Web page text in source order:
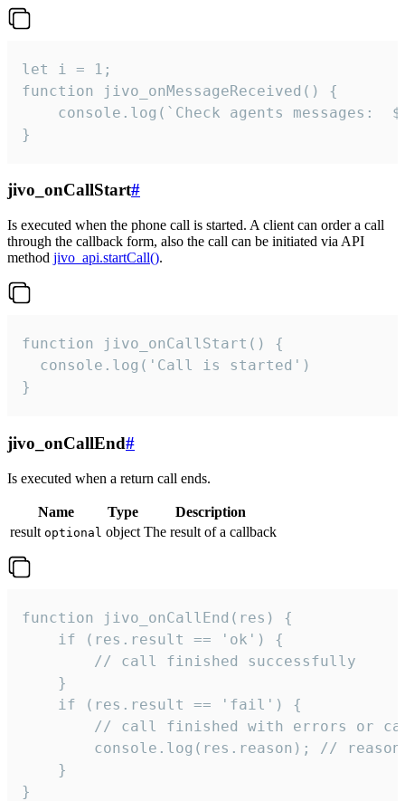
let i = 1;
function jivo_onMessageReceived() {
}
jivo_onCallStart#
Is executed when the phone call is started. A client can order a call
through the callback form, also the call can be initiated via API
method jivo_api.startCall().
function jivo_onCallStart() {
  console.log('Call is started')
}
jivo_onCallEnd#
Is executed when a return call ends.
Name Type
Description
result optional object The result of a callback
function jivo_onCallEnd(res) {
    if (res.result == 'ok') {
        // call finished successfully
    }
    if (res.result == 'fail') {
// call finished with errors or
console.log(res.reason); //
    }
}